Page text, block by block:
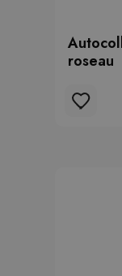
roseau